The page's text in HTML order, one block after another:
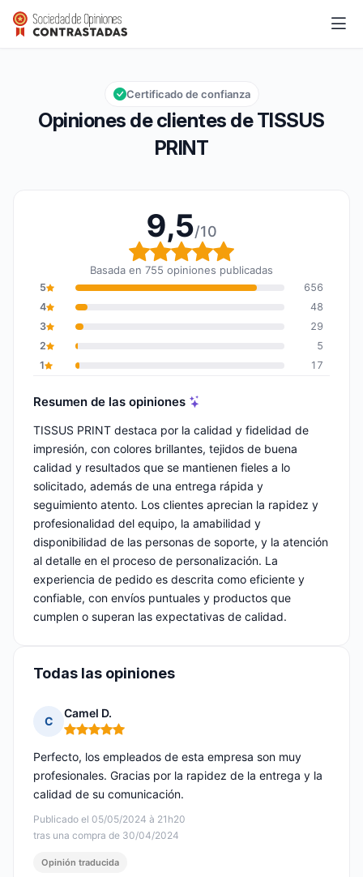
TISSUS PRINT
Calificación global: 9,5 de 10
9,5/10
Opiniones de clientes de TISSUS
PRINT
Certificado de confianza
9,5/10
Calificación global: 9,5
Basada en 755 opiniones publicadas
5
656
4
48
3
29
2
5
1
17
Resumen de las opiniones
TISSUS PRINT destaca por la calidad y fidelidad de
impresión, con colores brillantes, tejidos de buena
calidad y resultados que se mantienen fieles a lo
solicitado, además de una entrega rápida y
seguimiento atento. Los clientes aprecian la rapidez y
profesionalidad del equipo, la amabilidad y
disponibilidad de las personas de soporte, y la atención
al detalle en el proceso de personalización. La
experiencia de pedido es descrita como eficiente y
confiable, con envíos puntuales y productos que
cumplen o superan las expectativas de calidad.
Todas las opiniones
C
Camel D.
Nota: 5 de 5
Publicado el 05/05/2024 à 21h20
tras una compra de 30/04/2024
Perfecto, los empleados de esta empresa son muy
profesionales. Gracias por la rapidez de la entrega y la
calidad de su comunicación.
Opinión traducida